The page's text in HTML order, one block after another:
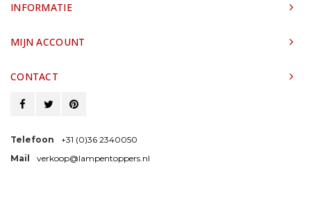
INFORMATIE
MIJN ACCOUNT
CONTACT
Telefoon
+31 (0)36 2340050
Mail
verkoop@lampentoppers.nl